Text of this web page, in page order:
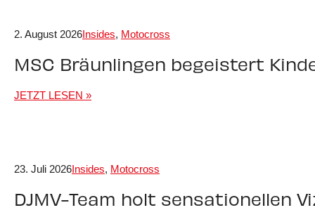
2. August 2026Insides, Motocross
MSC Bräunlingen begeistert
JETZT LESEN »
23. Juli 2026Insides, Motocross
DJMV-Team holt sensationellen